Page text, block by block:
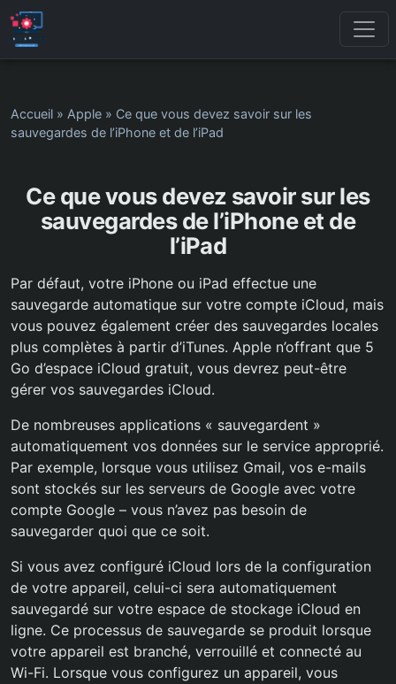
Accueil » Apple » Ce que vous devez savoir sur les
sauvegardes de l’iPhone et de l’iPad
Ce que vous devez savoir sur les
sauvegardes de l’iPhone et de
l’iPad
Par défaut, votre iPhone ou iPad effectue une
sauvegarde automatique sur votre compte iCloud, mais
vous pouvez également créer des sauvegardes locales
plus complètes à partir d’iTunes. Apple n’offrant que 5
Go d’espace iCloud gratuit, vous devrez peut-être
gérer vos sauvegardes iCloud.
De nombreuses applications « sauvegardent »
automatiquement vos données sur le service approprié.
Par exemple, lorsque vous utilisez Gmail, vos e-mails
sont stockés sur les serveurs de Google avec votre
compte Google – vous n’avez pas besoin de
sauvegarder quoi que ce soit.
Si vous avez configuré iCloud lors de la configuration
de votre appareil, celui-ci sera automatiquement
sauvegardé sur votre espace de stockage iCloud en
ligne. Ce processus de sauvegarde se produit lorsque
votre appareil est branché, verrouillé et connecté au
Wi-Fi. Lorsque vous configurez un appareil, vous